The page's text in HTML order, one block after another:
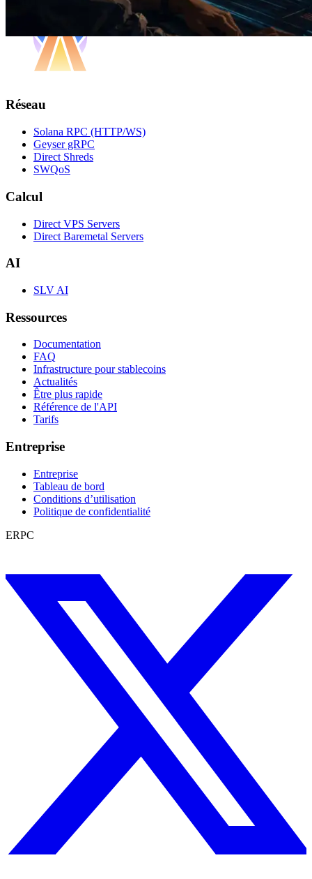
Réseau
Solana RPC (HTTP/WS)
Geyser gRPC
Direct Shreds
SWQoS
Calcul
Direct VPS Servers
Direct Baremetal Servers
AI
SLV AI
Ressources
Documentation
FAQ
Infrastructure pour stablecoins
Actualités
Être plus rapide
Référence de l'API
Tarifs
Entreprise
Entreprise
Tableau de bord
Conditions d’utilisation
Politique de confidentialité
ERPC